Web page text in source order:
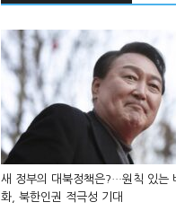
새 정부의 대북정책은?…원칙 있는
화, 북한인권 적극성 기대